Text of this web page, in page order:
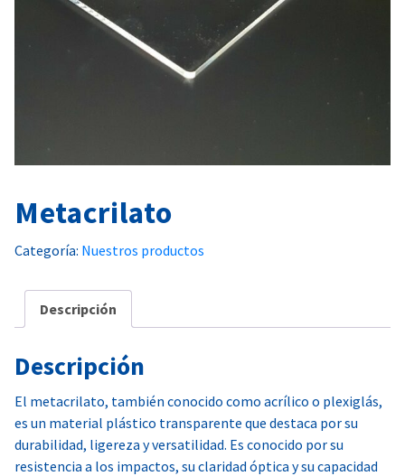
Metacrilato
Categoría: Nuestros productos
Descripción
Descripción
El metacrilato, también conocido como acrílico o plexiglás,
es un material plástico transparente que destaca por su
durabilidad, ligereza y versatilidad. Es conocido por su
resistencia a los impactos, su claridad óptica y su capacidad